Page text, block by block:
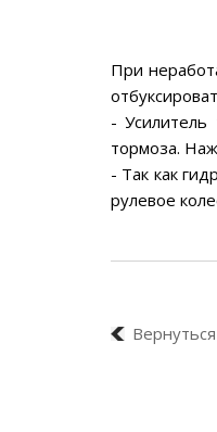
При
- Усилитель
тормоза.
- Так как
рулевое